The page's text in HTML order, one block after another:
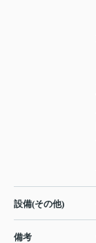
設備(その他)
備考